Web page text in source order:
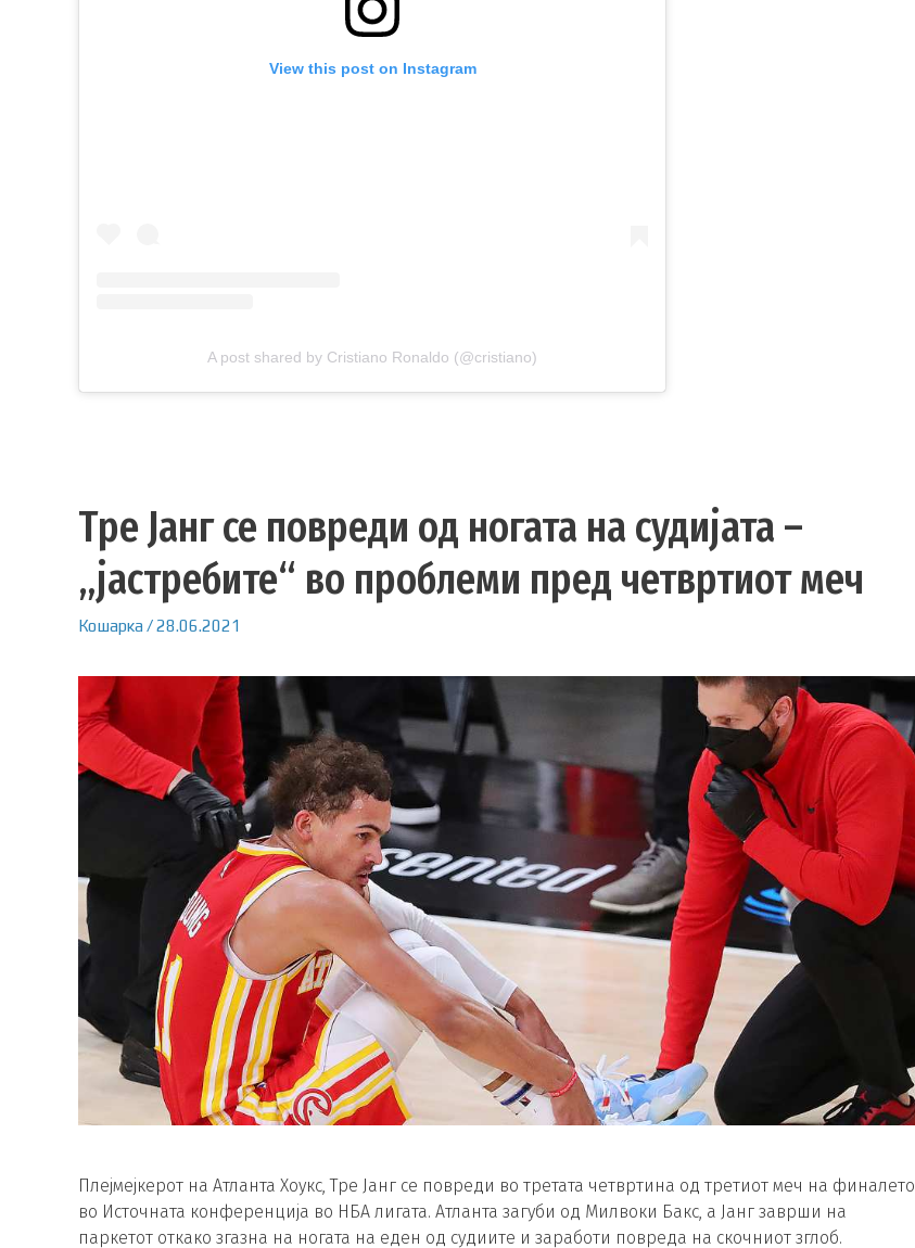
View this post on Instagram
A post shared by Cristiano Ronaldo (@cristiano)
Тре Јанг се повреди од ногата на судијата –
„јастребите“ во проблеми пред четвртиот меч
Кошарка /28.06.2021
Плејмејкерот на Атланта Хоукс, Тре Јанг се повреди во третата четвртина од третиот меч на финалето
во Источната конференција во НБА лигата. Атланта загуби од Милвоки Бакс, а Јанг заврши на
паркетот откако згазна на ногата на еден од судиите и заработи повреда на скочниот зглоб.